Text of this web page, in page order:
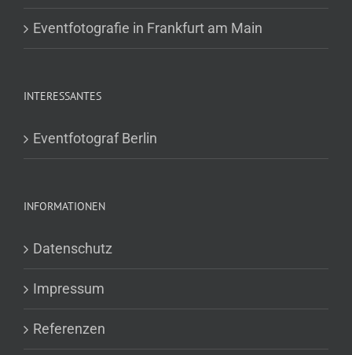
Eventfotografie in Frankfurt am Main
INTERESSANTES
Eventfotograf Berlin
INFORMATIONEN
Datenschutz
Impressum
Referenzen